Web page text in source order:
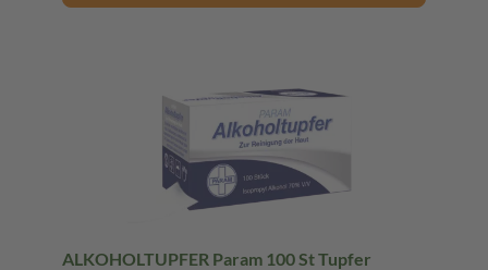
ALKOHOLTUPFER Param 100 St Tupfer